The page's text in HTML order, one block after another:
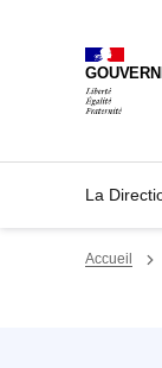
La
Accueil